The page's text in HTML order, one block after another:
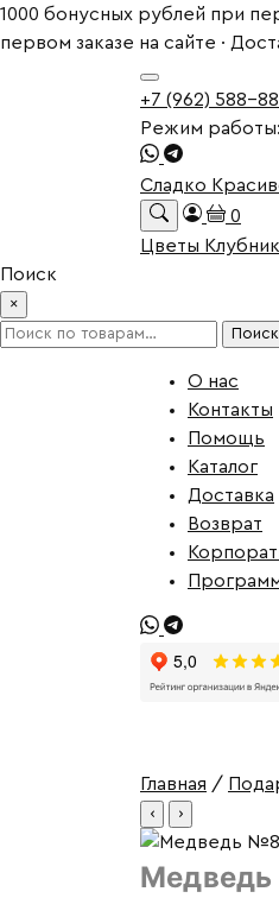
1000 бонусных рублей при
первом заказе на сайте ·
+7 (962) 588-
Режим
Сладко
0
Цветы
Поиск
×
Искать: Поиск
О нас
Контакты
Помощь
Каталог
Доставка
Возврат
Главная /
‹ ›